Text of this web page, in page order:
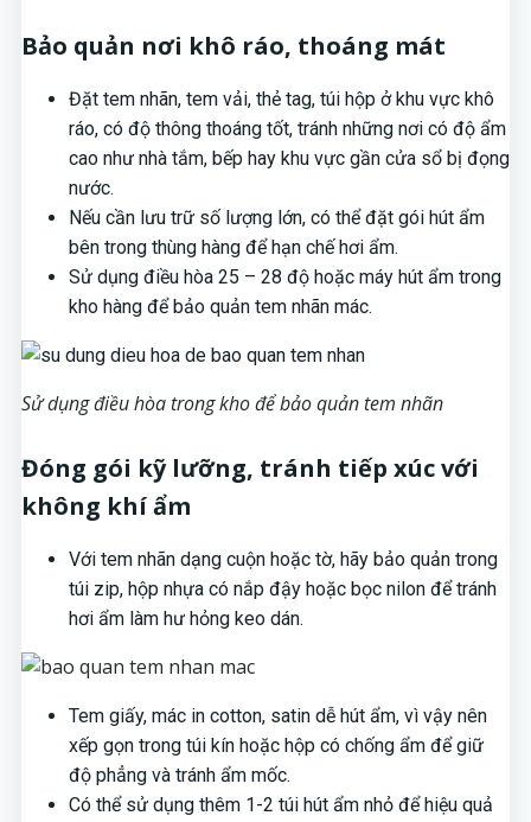
Bảo quản nơi khô ráo, thoáng mát
Đặt tem nhãn, tem vải, thẻ tag, túi hộp ở khu vực khô
ráo, có độ thông thoáng tốt, tránh những nơi có độ ẩm
cao như nhà tắm, bếp hay khu vực gần cửa sổ bị đọng
nước.
Nếu cần lưu trữ số lượng lớn, có thể đặt gói hút ẩm
bên trong thùng hàng để hạn chế hơi ẩm.
Sử dụng điều hòa 25 – 28 độ hoặc máy hút ẩm trong
kho hàng để bảo quản tem nhãn mác.
Sử dụng điều hòa trong kho để bảo quản tem nhãn
Đóng gói kỹ lưỡng, tránh tiếp xúc với
không khí ẩm
Với tem nhãn dạng cuộn hoặc tờ, hãy bảo quản trong
túi zip, hộp nhựa có nắp đậy hoặc bọc nilon để tránh
hơi ẩm làm hư hỏng keo dán.
Tem giấy, mác in cotton, satin dễ hút ẩm, vì vậy nên
xếp gọn trong túi kín hoặc hộp có chống ẩm để giữ
độ phẳng và tránh ẩm mốc.
Có thể sử dụng thêm 1-2 túi hút ẩm nhỏ để hiệu quả